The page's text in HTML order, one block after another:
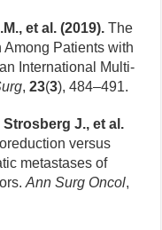
et al. (2019).The
Among Patients with
International Multi-
,23(3), 484–491.
J., et al.
versus
metastases of
Ann Surg Oncol,